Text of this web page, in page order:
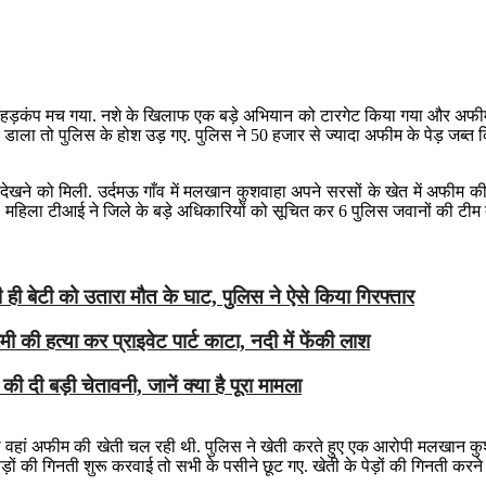
हड़कंप मच गया. नशे के खिलाफ एक बड़े अभियान को टारगेट किया गया और
तो पुलिस के होश उड़ गए. पुलिस ने 50 हजार से ज्यादा अफीम के पेड़ जब्त
को मिली. उर्दमऊ गाँव में मलखान कुशवाहा अपने सरसों के खेत में अफीम
महिला टीआई ने जिले के बड़े अधिकारियों को सूचित कर 6 पुलिस जवानों की
बेटी को उतारा मौत के घाट, पुलिस ने ऐसे किया गिरफ्तार
हत्या कर प्राइवेट पार्ट काटा, नदी में फेंकी लाश
दी बड़ी चेतावनी, जानें क्या है पूरा मामला
अफीम की खेती चल रही थी. पुलिस ने खेती करते हुए एक आरोपी मलखान
की गिनती शुरू करवाई तो सभी के पसीने छूट गए. खेती के पेड़ों की गिनती